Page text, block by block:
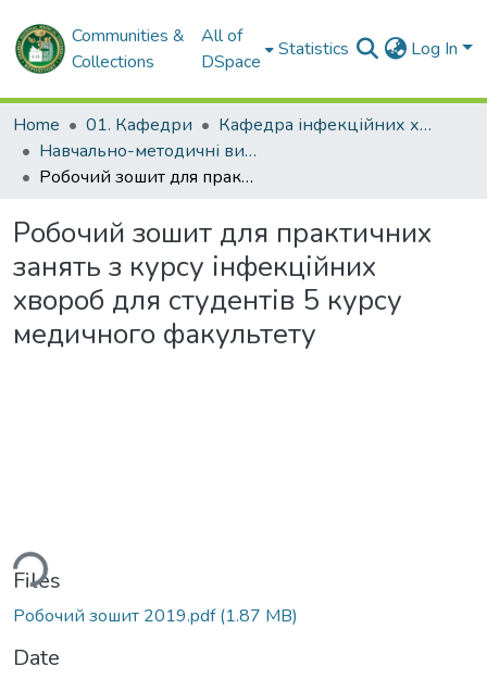
Communities &
Collections
All of
DSpace
Statistics Log In
Home 01. Кафедри
Кафедра інфекційних хвороб, дитячих інфекційних хвороб та фтизіатрії
Навчально-методичні видання. Кафедра інфекційних хвороб та фтизіатрії
Робочий зошит для практичних занять з курсу інфекційних хвороб для студентів 5 курсу медичного факультету
Робочий зошит для практичних
занять з курсу інфекційних
хвороб для студентів 5 курсу
медичного факультету
Files
Робочий зошит 2019.pdf(1.87 MB)
Date